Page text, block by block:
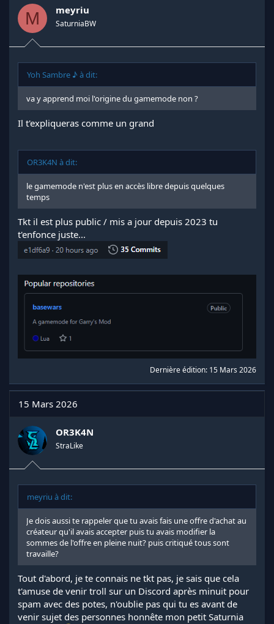
M meyriu
SaturniaBW
Yoh Sambre ♪ à dit:
va y apprend moi l'origine du gamemode non ?
Il t'expliqueras comme un grand
OR3K4N à dit:
le gamemode n'est plus en accès libre depuis quelques
temps
Tkt il est plus public / mis a jour depuis 2023 tu
t'enfonce juste...
Dernière édition: 15 Mars 2026
15 Mars 2026
OR3K4N
StraLike
meyriu à dit:
Je dois aussi te rappeler que tu avais fais une offre d'achat au
créateur qu'il avais accepter puis tu avais modifier la
sommes de l'offre en pleine nuit? puis critiqué tous sont
travaille?
Tout d'abord, je te connais ne tkt pas, je sais que cela
t'amuse de venir troll sur un Discord après minuit pour
spam avec des potes, n'oublie pas qui tu es avant de
venir sujet des personnes honnête mon petit Saturnia